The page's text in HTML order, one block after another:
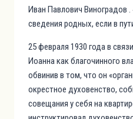
Иван Павлович Виноградов
сведения родных, если в
25 февраля 1930 года в
Иоанна как благочинного
обвинив в том, что он
окрестное духовенство,
совещания у себя на